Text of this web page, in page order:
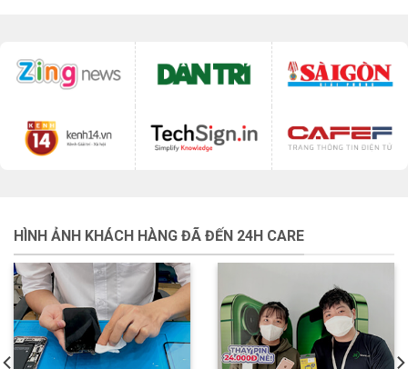
HÌNH ẢNH KHÁCH HÀNG ĐÃ ĐẾN 24H CARE